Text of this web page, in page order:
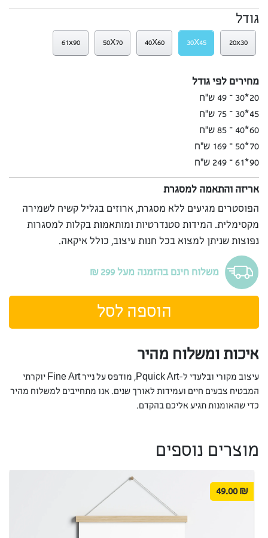
גודל
20x30
30X45
40X60
50X70
61x90
מחירים לפי גודל
20*30 – 49 ש”ח
45*30 – 75 ש”ח
60*40 – 85 ש”ח
70*50 – 169 ש”ח
90*61 – 249 ש”ח
אריזה והתאמה למסגרת
הפוסטרים מגיעים ללא מסגרת, ארוזים בגליל קשיח לשמירה
מקסימלית. המידות סטנדרטיות ומותאמות בקלות למסגרות
נפוצות שניתן למצוא בכל חנות עיצוב, כולל איקאה.
משלוח חינם בהזמנה מעל 299 ₪
הוספה לסל
איכות ומשלוח מהיר
עיצוב מקורי ובלעדי ל-Pquick Art, מודפס על נייר Fine Art יוקרתי
המבטיח צבעים חיים ועמידות לאורך שנים. אנו מתחייבים למשלוח מהיר
כדי שהאומנות תגיע אליכם בהקדם.
מוצרים נוספים
₪
49.00